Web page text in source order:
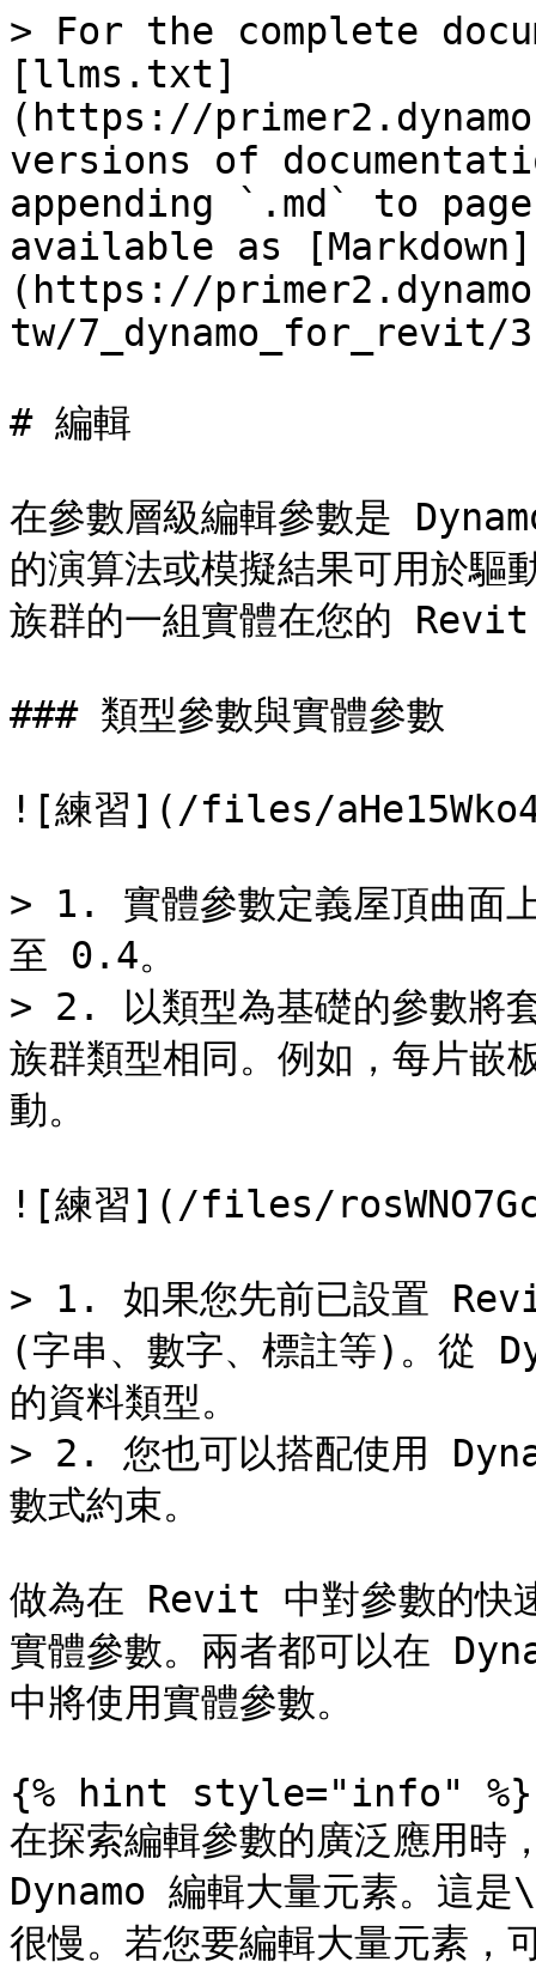
> For the complete
[llms.txt]
(https://
versions of
appending `.md` to
available as [Markdown]
(https://
tw/
# 編輯
在參數層級編輯參數是
的演算法或模擬結果可用於驅
族群的一組實體在您的 Revit
### 類型參數與實體參數
![練習](/files/
> 1. 實體參數定義屋頂曲面
至 0.4。
> 2. 以類型為基礎的參數將
族群類型相同。例如，每片嵌
動。
![練習](/files/
> 1. 如果您先前已設置
(字串、數字、標註等)。從
的資料類型。
> 2. 您也可以搭配使用
數式約束。
做為在 Revit 中對參數的快
實體參數。兩者都可以在
中將使用實體參數。
{% hint style="info" %}
在探索編輯參數的廣泛應用
Dynamo 編輯大量元素。這
很慢。若您要編輯大量元素，